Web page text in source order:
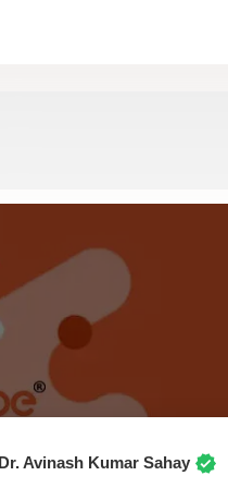
Dr. Avinash Kumar Sahay